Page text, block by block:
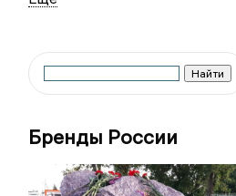
Бренды России